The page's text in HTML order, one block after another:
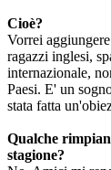
Cioè?
Vorrei
ragazzi inglesi,
internazionale,
Paesi. E' un
stata fatta
Qualche
stagione?